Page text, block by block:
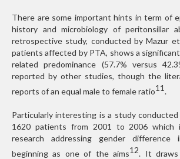
There are some important hints in term of
history and microbiology of peritonsillar
retrospective study, conducted by Mazur
patients affected by PTA, shows a
related predominance (57.7% versus
reported by other studies, though the
reports of an equal male to female ratio11.
Particularly interesting is a study
1620 patients from 2001 to 2006 which
research addressing gender
beginning as one of the aims12. It draws